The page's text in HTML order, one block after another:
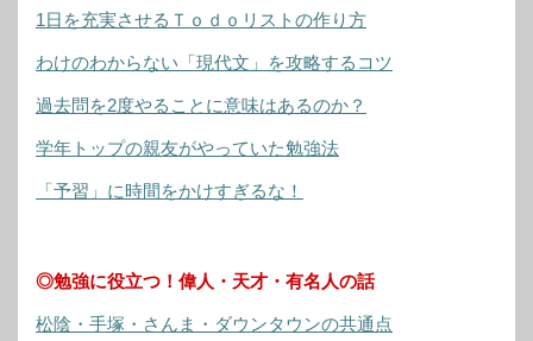
1日を充実させるＴｏｄｏリストの作り方
わけのわからない「現代文」を攻略するコツ
過去問を2度やることに意味はあるのか？
学年トップの親友がやっていた勉強法
「予習」に時間をかけすぎるな！
◎勉強に役立つ！偉人・天才・有名人の話
松陰・手塚・さんま・ダウンタウンの共通点